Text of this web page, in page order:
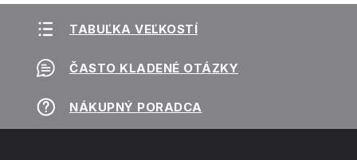
TABUĽKA VEĽKOSTÍ
ČASTO KLADENÉ OTÁZKY
NÁKUPNÝ PORADCA